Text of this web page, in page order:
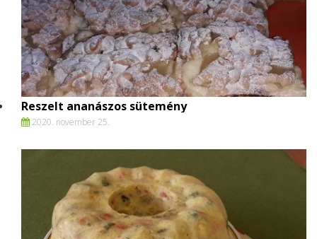
Reszelt ananászos sütemény
2020. november 25.